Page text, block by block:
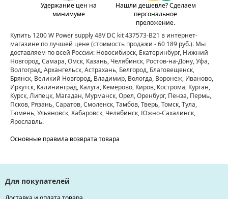
Удержание цен на
минимуме
Нашли дешевле? Сделаем
персональное
преложение.
Купить 1200 W Power supply 48V DC kit 437573-B21 в интернет-
магазине по лучшей цене(стоимость продажи - 60 189 руб.). Мы
доставляем по всей России: Новосибирск, Екатеринбург, Нижний
Новгород, Самара, Омск, Казань, Челябинск, Ростов-на-Дону, Уфа,
Волгоград, Архангельск, Астрахань, Белгород, Благовещенск,
Брянск, Великий Новгород, Владимир, Вологда, Воронеж, Иваново,
Иркутск, Калининград, Калуга, Кемерово, Киров, Кострома, Курган,
Курск, Липецк, Магадан, Мурманск, Орел, Оренбург, Пенза, Пермь,
Псков, Рязань, Саратов, Смоленск, Тамбов, Тверь, Томск, Тула,
Тюмень, Ульяновск, Хабаровск, Челябинск, Южно-Сахалинск,
Ярославль.
Основные правила возврата товара
Для покупателей